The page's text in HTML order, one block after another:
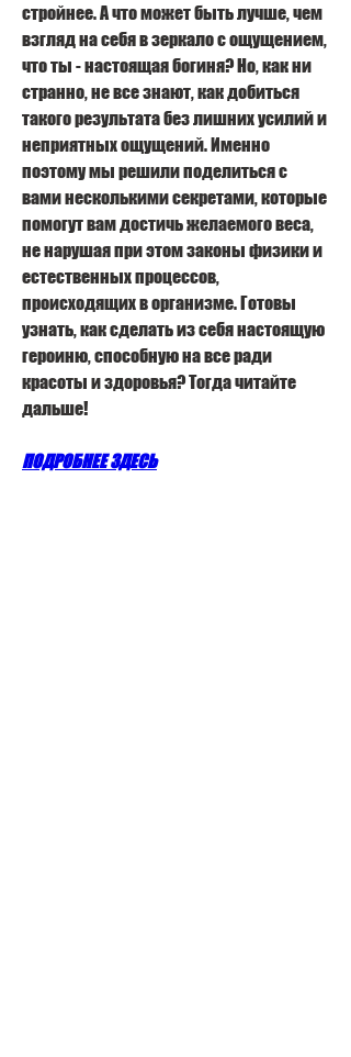
стройнее. А что может быть лучше, чем
взгляд на себя в зеркало с ощущением,
что ты - настоящая богиня? Но, как ни
странно, не все знают, как добиться
такого результата без лишних усилий и
неприятных ощущений. Именно
поэтому мы решили поделиться с
вами несколькими секретами, которые
помогут вам достичь желаемого веса,
не нарушая при этом законы физики и
естественных процессов,
происходящих в организме. Готовы
узнать, как сделать из себя настоящую
героиню, способную на все ради
красоты и здоровья? Тогда читайте
дальше!
ПОДРОБНЕЕ ЗДЕСЬ